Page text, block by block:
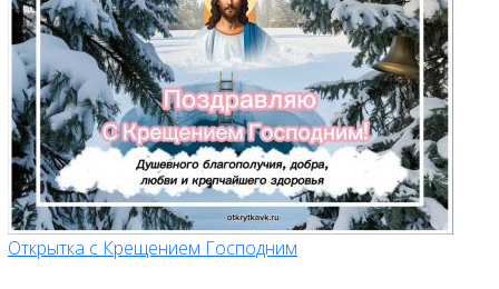
Открытка с Крещением Господним